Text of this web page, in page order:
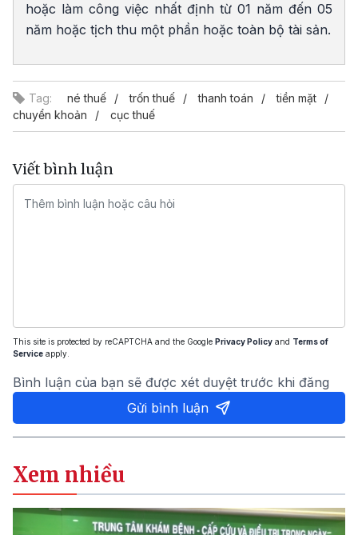
hoặc làm công việc nhất định từ 01 năm đến 05
năm hoặc tịch thu một phần hoặc toàn bộ tài sản.
Tag: né thuế trốn thuế thanh toán
tiền mặt
chuyển khoản
cục thuế
Viết bình luận
This site is protected by reCAPTCHA and the Google Privacy Policy and Terms of
Service apply.
Bình luận của bạn sẽ được xét duyệt trước khi đăng
Gửi bình luận
Xem nhiều